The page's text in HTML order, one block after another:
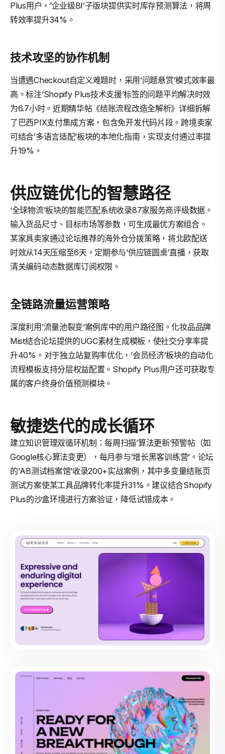
Plus用户，’企业级BI’子版块提供实时库存预测算法，将周
转效率提升34%。
技术攻坚的协作机制
当遭遇Checkout自定义难题时，采用’问题悬赏’模式效率最
高。标注’Shopify Plus技术支援’标签的问题平均解决时效
为6.7小时。近期精华帖《结账流程改造全解析》详细拆解
了巴西PIX支付集成方案，包含免开发代码片段。跨境卖家
可结合’多语言适配’板块的本地化指南，实现支付通过率提
升19%。
供应链优化的智慧路径
‘全球物流’板块的智能匹配系统收录87家服务商评级数据。
输入货品尺寸、目标市场等参数，可生成最优方案组合。
某家具卖家通过论坛推荐的海外仓分拨策略，将北欧配送
时效从14天压缩至6天。定期参与’供应链圆桌’直播，获取
清关编码动态数据库订阅权限。
全链路流量运营策略
深度利用’流量池裂变’案例库中的用户路径图。化妆品品牌
Mist结合论坛提供的UGC素材生成模板，使社交分享率提
升40%。对于独立站复购率优化，’会员经济’板块的自动化
流程模板支持分层权益配置。Shopify Plus用户还可获取专
属的客户终身价值预测模块。
敏捷迭代的成长循环
建立知识管理双循环机制：每周扫描’算法更新’预警帖（如
Google核心算法变更），每月参与’增长黑客训练营’。论坛
的’AB测试档案馆’收录200+实战案例，其中多变量结账页
测试方案使某工具品牌转化率提升31%。建议结合Shopify
Plus的沙盒环境进行方案验证，降低试错成本。